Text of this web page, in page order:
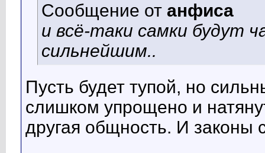
Сообщение от анфиса
и всё-таки самки будут
сильнейшим..
Пусть будет тупой, но
слишком упрощено и
другая общность. И законы